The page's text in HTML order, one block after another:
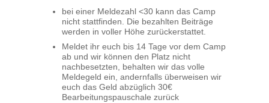
bei einer Meldezahl <30 kann das Camp
nicht stattfinden. Die bezahlten Beiträge
werden in voller Höhe zurückerstattet.
Meldet ihr euch bis 14 Tage vor dem Camp
ab und wir können den Platz nicht
nachbesetzten, behalten wir das volle
Meldegeld ein, andernfalls überweisen wir
euch das Geld abzüglich 30€
Bearbeitungspauschale zurück